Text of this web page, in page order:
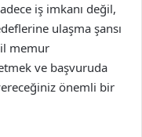
iş imkanı değil,
ulaşma şansı
memur
ve başvuruda
önemli bir